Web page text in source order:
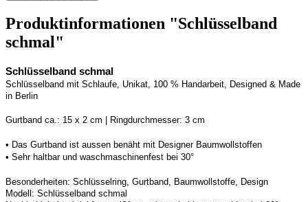
Produktinformationen "Schlüsselband
schmal"
Schlüsselband schmal
Schlüsselband mit Schlaufe, Unikat, 100 % Handarbeit, Designed & Made
in Berlin
Gurtband ca.: 15 x 2 cm | Ringdurchmesser: 3 cm
• Das Gurtband ist aussen benäht mit Designer Baumwollstoffen
• Sehr haltbar und waschmaschinenfest bei 30°
Besonderheiten: Schlüsselring, Gurtband, Baumwollstoffe, Design
Modell: Schlüsselband schmal